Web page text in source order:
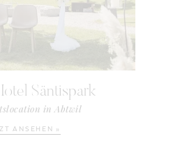
Säntispark
in Abtwil
ANSEHEN »